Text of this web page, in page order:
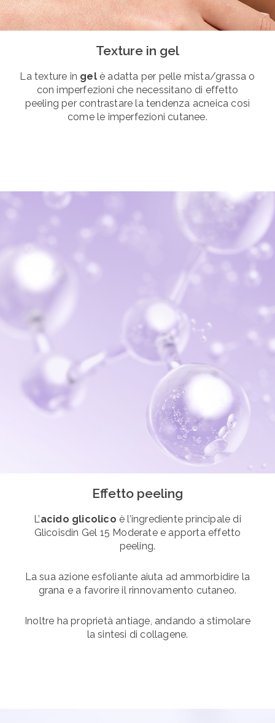
Texture in gel
La texture in gel è adatta per pelle mista/grassa o
con imperfezioni che necessitano di effetto
peeling per contrastare la tendenza acneica così
come le imperfezioni cutanee.
Effetto peeling
L’acido glicolico è l’ingrediente principale di
Glicoisdin Gel 15 Moderate e apporta effetto
peeling.
La sua azione esfoliante aiuta ad ammorbidire la
grana e a favorire il rinnovamento cutaneo.
Inoltre ha proprietà antiage, andando a stimolare
la sintesi di collagene.